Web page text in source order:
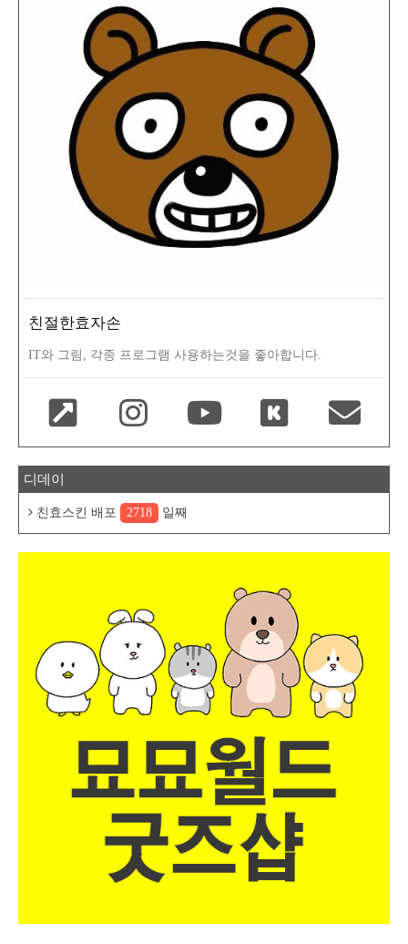
친절한효자손
IT와 그림, 각종 프로그램 사용하는것을 좋아합니다.
디데이
친효스킨 배포 2718 일째